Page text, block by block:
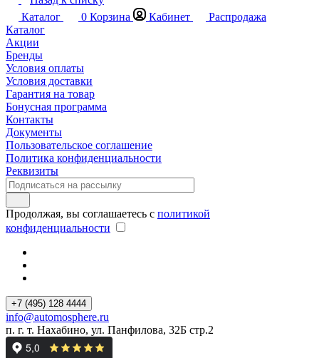
Каталог
0 Корзина Кабинет
Распродажа
Каталог
Акции
Бренды
Условия оплаты
Условия доставки
Гарантия на товар
Бонусная программа
Контакты
Документы
Пользовательское соглашение
Политика конфиденциальности
Реквизиты
Продолжая, вы соглашаетесь с политикой
конфиденциальности
+7 (495) 128 4444
info@automosphere.ru
п. г. т. Нахабино, ул. Панфилова, 32Б стр.2